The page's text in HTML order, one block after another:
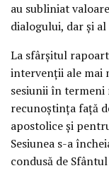
au subliniat
dialogului, dar și
La sfârșitul
intervenții ale mai
sesiunii în
recunoștința față
apostolice și
Sesiunea s-a
condusă de